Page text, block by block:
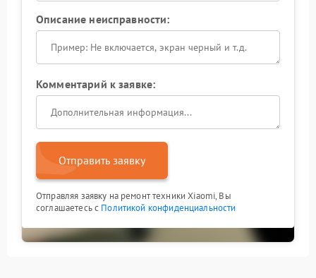
Описание неисправности:
Комментарий к заявке:
Отправить заявку
Отправляя заявку на ремонт техники Xiaomi, Вы
соглашаетесь с Политикой конфиденциальности